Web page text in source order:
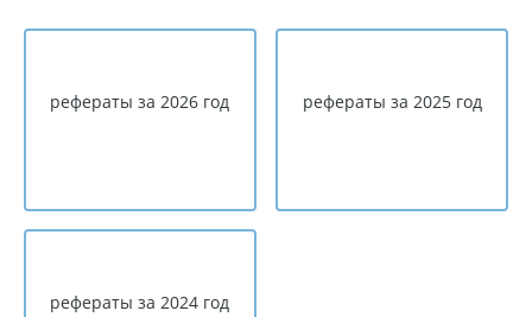
рефераты за 2026 год рефераты за 2025 год
рефераты за 2024 год